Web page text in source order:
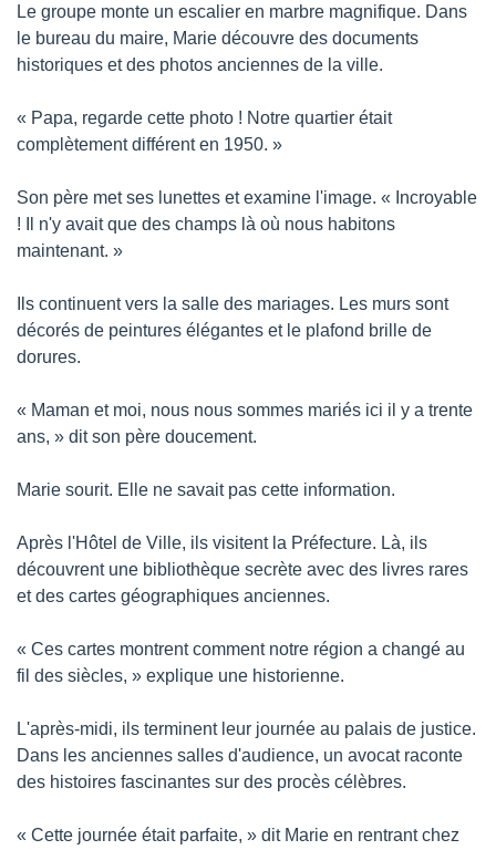
Le groupe monte un escalier en marbre magnifique. Dans
le bureau du maire, Marie découvre des documents
historiques et des photos anciennes de la ville.
« Papa, regarde cette photo ! Notre quartier était
complètement différent en 1950. »
Son père met ses lunettes et examine l'image. « Incroyable
! Il n'y avait que des champs là où nous habitons
maintenant. »
Ils continuent vers la salle des mariages. Les murs sont
décorés de peintures élégantes et le plafond brille de
dorures.
« Maman et moi, nous nous sommes mariés ici il y a trente
ans, » dit son père doucement.
Marie sourit. Elle ne savait pas cette information.
Après l'Hôtel de Ville, ils visitent la Préfecture. Là, ils
découvrent une bibliothèque secrète avec des livres rares
et des cartes géographiques anciennes.
« Ces cartes montrent comment notre région a changé au
fil des siècles, » explique une historienne.
L'après-midi, ils terminent leur journée au palais de justice.
Dans les anciennes salles d'audience, un avocat raconte
des histoires fascinantes sur des procès célèbres.
« Cette journée était parfaite, » dit Marie en rentrant chez